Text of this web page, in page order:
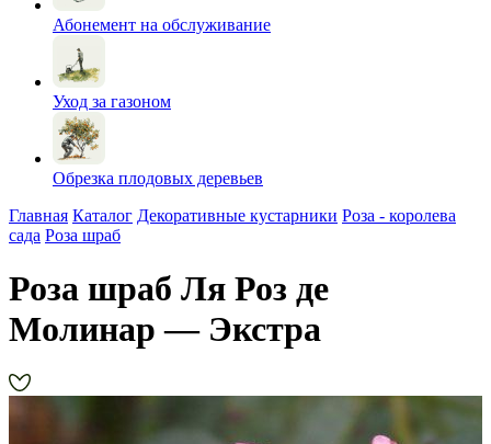
Абонемент на обслуживание
Уход за газоном
Обрезка плодовых деревьев
Главная Каталог Декоративные кустарники Роза - королева
сада Роза шраб
Роза шраб Ля Роз де
Молинар — Экстра